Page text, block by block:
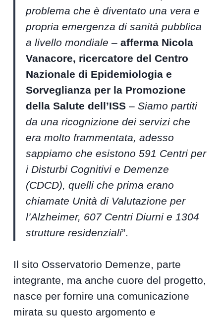
problema che è diventato una vera e
propria emergenza di sanità pubblica
a livello mondiale –afferma Nicola
Vanacore, ricercatore del Centro
Nazionale di Epidemiologia e
Sorveglianza per la Promozione
della Salute dell’ISS –Siamo partiti
da una ricognizione dei servizi che
era molto frammentata, adesso
sappiamo che esistono 591 Centri per
i Disturbi Cognitivi e Demenze
(CDCD), quelli che prima erano
chiamate Unità di Valutazione per
l’Alzheimer, 607 Centri Diurni e 1304
strutture residenziali”.
Il sito Osservatorio Demenze, parte
integrante, ma anche cuore del progetto,
nasce per fornire una comunicazione
mirata su questo argomento e